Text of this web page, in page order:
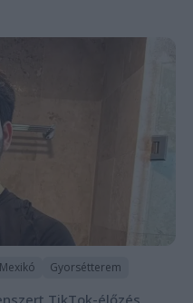
Mexikó Gyorsétterem